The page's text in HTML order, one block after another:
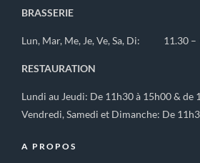
BRASSERIE
Lun, Mar, Me, Je, Ve, Sa, Di: 11.30 –
RESTAURATION
Lundi au Jeudi: De 11h30 à 15h00 & de
Vendredi, Samedi et Dimanche: De
A PROPOS